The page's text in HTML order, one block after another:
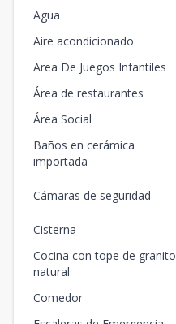
Agua
Aire acondicionado
Area De Juegos Infantiles
Área de restaurantes
Área Social
Baños en cerámica
importada
Cámaras de seguridad
Cisterna
Cocina con tope de granito
natural
Comedor